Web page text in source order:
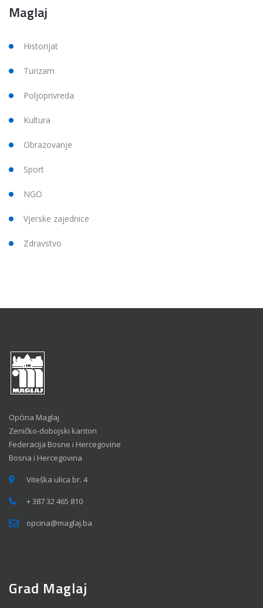
Maglaj
Historijat
Turizam
Poljoprivreda
Kultura
Obrazovanje
Sport
NGO
Vjerske zajednice
Zdravstvo
Općina Maglaj
Zeničko-dobojski kanton
Federacija Bosne i Hercegovine
Bosna i Hercegovina
Viteška ulica br. 4
+ 387 32 465 810
opcina@maglaj.ba
Grad Maglaj